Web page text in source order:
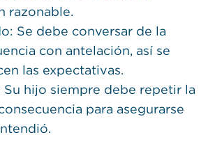
razonable.
Se debe conversar de la
con antelación, así se
las expectativas.
Su hijo siempre debe repetir la
para asegurarse